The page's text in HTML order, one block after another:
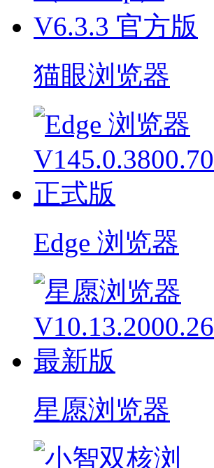
猫眼浏览器
Edge 浏览器
星愿浏览器